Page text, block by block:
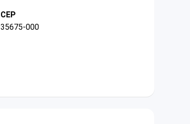
CEP
35675-000